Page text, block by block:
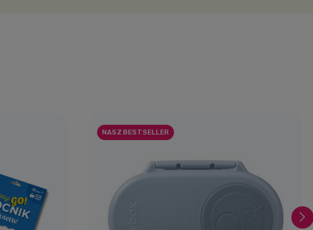
NASZ BESTSELLER